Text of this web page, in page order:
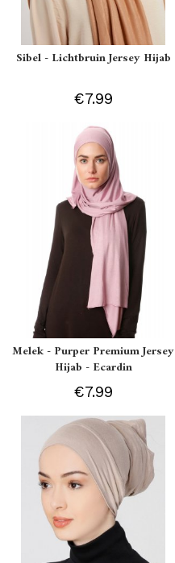
Sibel - Lichtbruin Jersey Hijab
€7.99
Melek - Purper Premium Jersey
Hijab - Ecardin
€7.99